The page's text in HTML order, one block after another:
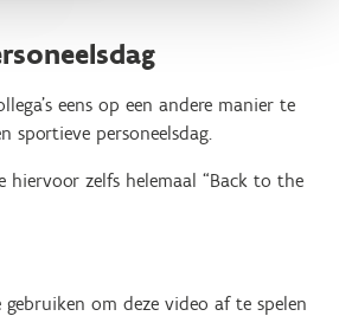
eens op een andere manier te
sportieve personeelsdag.
hiervoor zelfs helemaal “Back to the
om deze video af te spelen